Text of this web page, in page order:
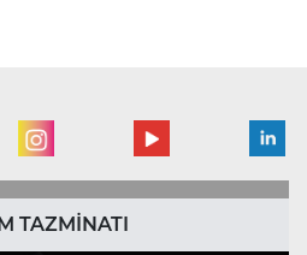
TAZMİNATI